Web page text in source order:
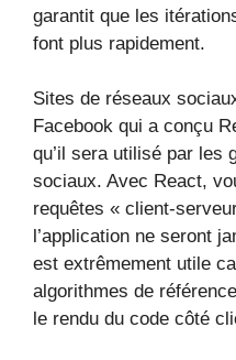
garantit que les
font plus rapidement.
Sites de réseaux
Facebook qui a conçu
qu’il sera utilisé par les
sociaux. Avec React,
requêtes « client-
l’application ne seront
est extrêmement utile
algorithmes de
le rendu du code côté